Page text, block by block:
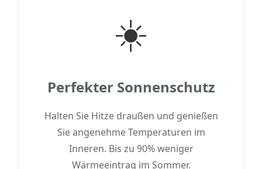
☀️
Perfekter Sonnenschutz
Halten Sie Hitze draußen und genießen
Sie angenehme Temperaturen im
Inneren. Bis zu 90% weniger
Wärmeeintrag im Sommer.